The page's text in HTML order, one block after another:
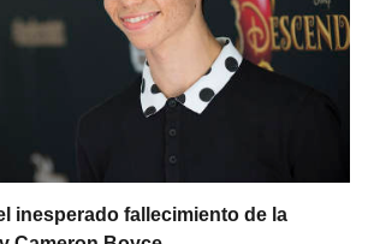
inesperado fallecimiento de la